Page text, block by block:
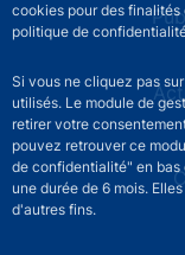
cookies pour des finalités
politique de
Si vous ne cliquez pas
utilisés. Le module de
retirer votre
pouvez retrouver ce
de confidentialité" en bas
une durée de 6 mois.
d'autres fins.
Footer